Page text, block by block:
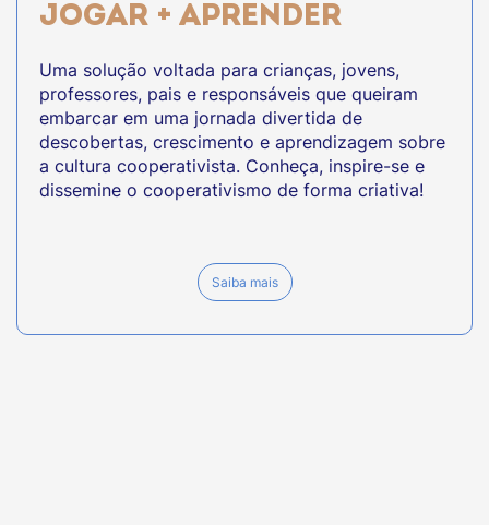
JOGAR + APRENDER
Uma solução voltada para crianças, jovens,
professores, pais e responsáveis que queiram
embarcar em uma jornada divertida de
descobertas, crescimento e aprendizagem sobre
a cultura cooperativista. Conheça, inspire-se e
dissemine o cooperativismo de forma criativa!
Saiba mais